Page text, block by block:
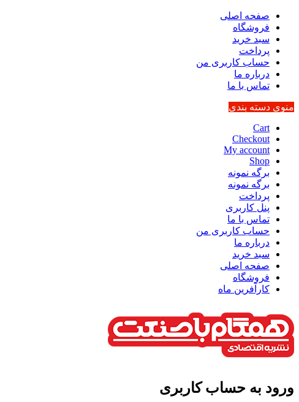
صفحه اصلی
فروشگاه
سبد خرید
پرداخت
حساب کاربری من
درباره ما
تماس با ما
منوی دسته بندی
Cart
Checkout
My account
Shop
برگه نمونه
برگه نمونه
پرداخت
پنل کاربری
تماس با ما
حساب کاربری من
درباره ما
سبد خرید
صفحه اصلی
فروشگاه
کارآفرین ماه
ورود به حساب کاربری